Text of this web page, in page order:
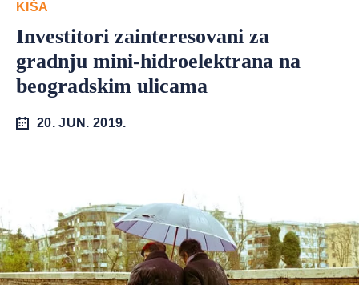
KIŠA
Investitori zainteresovani za
gradnju mini-hidroelektrana na
beogradskim ulicama
20. JUN. 2019.